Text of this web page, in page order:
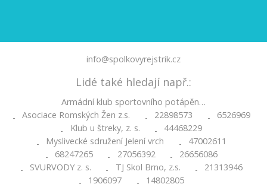
info@spolkovyrejstrik.cz
Lidé také hledají např.:
Armádní klub sportovního potápěn…
-
Asociace Romských Žen z.s. - 22898573 -
6526969
-
Klub u štreky, z. s. -
44468229
-
Myslivecké sdružení Jelení vrch -
47002611
-
68247265 - 27056392 -
26656086
-
SVURVODY z. s. - TJ Skol Brno, z.s. -
21313946
1906097 14802805